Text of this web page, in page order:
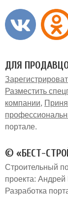
ДЛЯ
Разместить
компании
портале
© «БЕСТ-
Строительный
проекта:
Разработка